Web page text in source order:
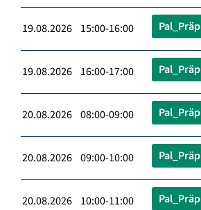
19.08.2026 15:00-16:00 Pal_Präp
19.08.2026 16:00-17:00 Pal_Präp
20.08.2026 08:00-09:00 Pal_Präp
20.08.2026 09:00-10:00 Pal_Präp
20.08.2026 10:00-11:00 Pal_Präp